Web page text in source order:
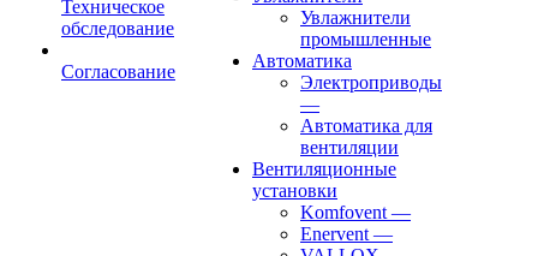
Техническое
обследование
Согласование
Увлажнители
промышленные
Автоматика
Электроприводы
—
Автоматика для
вентиляции
Вентиляционные
установки
Komfovent —
Enervent —